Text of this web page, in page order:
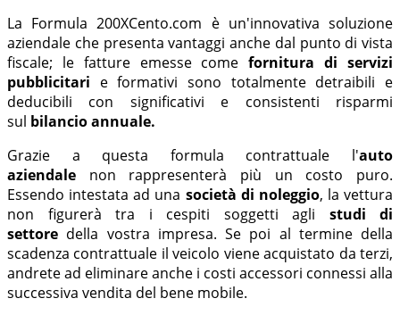
La Formula 200XCento.com è un'innovativa soluzione
aziendale che presenta vantaggi anche dal punto di vista
fiscale; le fatture emesse comefornitura di servizi
pubblicitari e formativi sono totalmente detraibili e
deducibili con significativi e consistenti risparmi
sul bilancio annuale.
Grazie a questa formula contrattuale l'auto
aziendale non rappresenterà più un costo puro.
Essendo intestata ad una società di noleggio, la vettura
non figurerà tra i cespiti soggetti agli studi di
settore della vostra impresa. Se poi al termine della
scadenza contrattuale il veicolo viene acquistato da terzi,
andrete ad eliminare anche i costi accessori connessi alla
successiva vendita del bene mobile.